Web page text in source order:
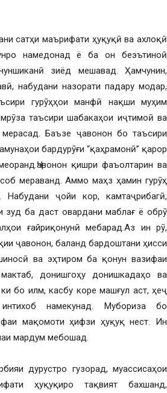
сатҳи маърифати ҳуқуқӣ ва ахлоқӣ
намедонад ё ба он беэътиноӣ
зиёд мешавад. Ҳамчунин,
набудани назорати падару модар,
гурӯҳҳои манфӣ нақши муҳим
таъсири шабакаҳои иҷтимоӣ ва
Баъзе ҷавонон бо таъсири
бардурӯғи “қаҳрамонӣ” қарор
қишри фаъолтарин ва
мераванд. Аммо маҳз ҳамин гурӯҳ
Набудани ҷойи кор, камтаҷрибагӣ,
зуд ба даст овардани маблағ ё обрӯ
ғайриқонунӣ мебарад.Аз ин рӯ,
ҷавонон, баланд бардоштани ҳисси
ва эҳтиром ба қонун вазифаи
донишгоҳу донишкадаҳо ва
бо илм, касбу коре машғул аст, ҳеҷ
намекунад. Мубориза бо
мақомоти ҳифзи ҳуқуқ нест. Ин
мардум мебошад.
дурустро гузорад, муассисаҳои
ҳуқуқиро тақвият бахшанд,